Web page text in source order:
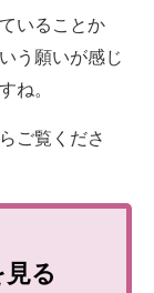
いることか
う願いが感じ
ね。
ご覧くださ
る